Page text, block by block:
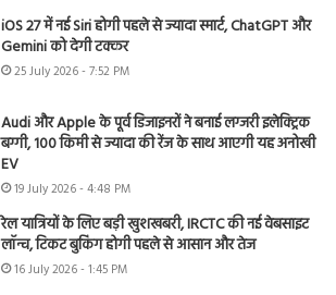
iOS 27 में नई Siri होगी पहले से ज्यादा स्मार्ट, ChatGPT और
Gemini को देगी टक्कर
25 July 2026 - 7:52 PM
Audi और Apple के पूर्व डिजाइनरों ने बनाई लग्जरी इलेक्ट्रिक
बग्गी, 100 किमी से ज्यादा की रेंज के साथ आएगी यह अनोखी
EV
19 July 2026 - 4:48 PM
रेल यात्रियों के लिए बड़ी खुशखबरी, IRCTC की नई वेबसाइट
लॉन्च, टिकट बुकिंग होगी पहले से आसान और तेज
16 July 2026 - 1:45 PM